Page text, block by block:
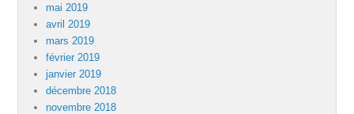
mai 2019
avril 2019
mars 2019
février 2019
janvier 2019
décembre 2018
novembre 2018